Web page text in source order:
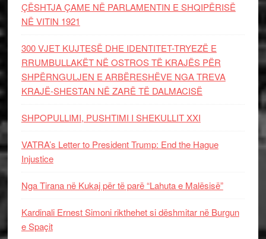
ÇËSHTJA ÇAME NË PARLAMENTIN E SHQIPËRISË
NË VITIN 1921
300 VJET KUJTESË DHE IDENTITET-TRYEZË E
RRUMBULLAKËT NË OSTROS TË KRAJËS PËR
SHPËRNGULJEN E ARBËRESHËVE NGA TREVA
KRAJË-SHESTAN NË ZARË TË DALMACISË
SHPOPULLIMI, PUSHTIMI I SHEKULLIT XXI
VATRA’s Letter to President Trump: End the Hague
Injustice
Nga Tirana në Kukaj për të parë “Lahuta e Malësisë”
Kardinali Ernest Simoni rikthehet si dëshmitar në Burgun
e Spaçit